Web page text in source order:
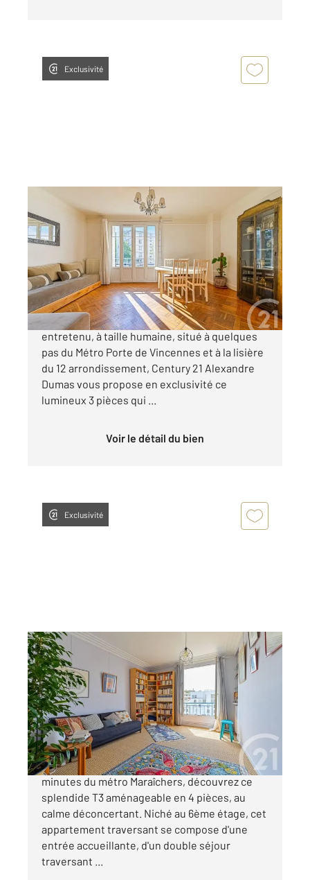
Exclusivité
PARIS 75020
69,76 m
, 3 pièces
Ref : 15343
Appartement F3 à vendre
559 900 €
Idéal famille ! Dans un bel immeuble bien
entretenu, à taille humaine, situé à quelques
pas du Métro Porte de Vincennes et à la lisière
du 12 arrondissement, Century 21 Alexandre
Dumas vous propose en exclusivité ce
lumineux 3 pièces qui ...
Voir le détail du bien
Exclusivité
PARIS 75020
91,07 m
, 3 pièces
Ref : 14515
Appartement F3 à vendre
780 000 €
UN VÉRITABLE HAVRE DE PAIX ! À quelques
minutes du métro Maraîchers, découvrez ce
splendide T3 aménageable en 4 pièces, au
calme déconcertant. Niché au 6ème étage, cet
appartement traversant se compose d'une
entrée accueillante, d'un double séjour
traversant ...